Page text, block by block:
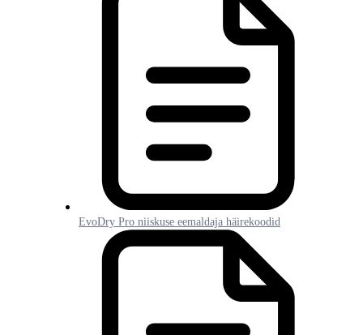
EvoDry Pro niiskuse eemaldaja häirekoodid